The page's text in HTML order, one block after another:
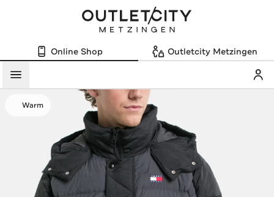
Online Shop Outletcity Metzingen
Menü
Warm